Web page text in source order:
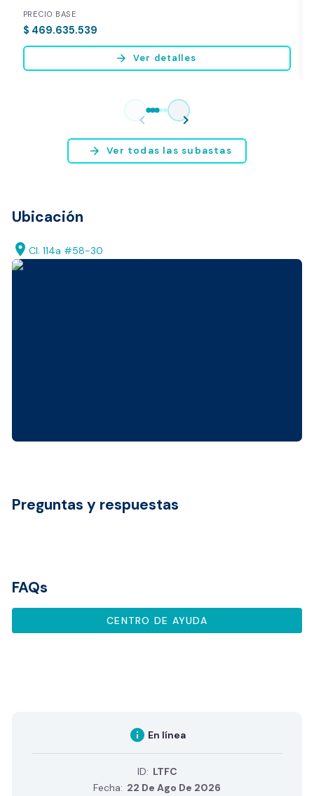
* Servicio disponible exclusivamente para inmuebles ubicados en
Bogotá y Medellín.
PRECIO BASE
$ 469.635.539
arrow_forward Ver detalles
chevron_left chevron_right
arrow_forward Ver todas las subastas
Ubicación
location_on Cl. 114a #58-30
Preguntas y respuestas
FAQs
CENTRO DE AYUDA
info En línea
ID: LTFC
Fecha: 22 De Ago De 2026